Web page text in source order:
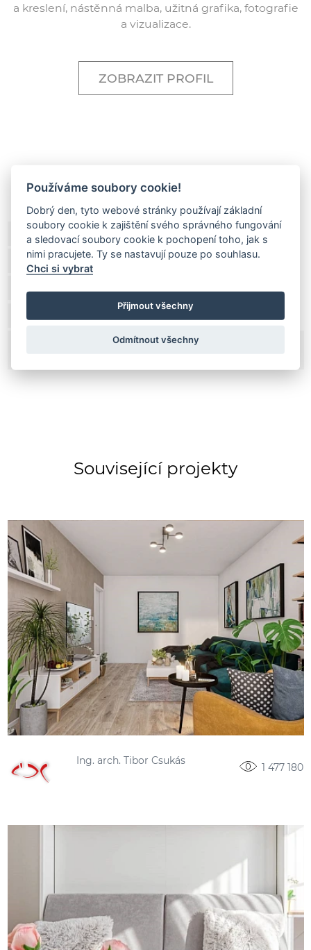
a kreslení, nástěnná malba, užitná grafika, fotografie
a vizualizace.
ZOBRAZIT PROFIL
Autor návrhu: Ing. arch. Tibor Csukás
Design interiéru:Ing. arch. Tibor Csukás
Lokalita: Praha - Hrdlořezy
Návrh a renovace obývacího pokoje
Související projekty
Ing. arch. Tibor Csukás
1 477 180
Používáme soubory cookie!
Dobrý den, tyto webové stránky používají základní
soubory cookie k zajištění svého správného fungování
a sledovací soubory cookie k pochopení toho, jak s
nimi pracujete. Ty se nastavují pouze po souhlasu.
Chci si vybrat
Přijmout všechny
Odmítnout všechny